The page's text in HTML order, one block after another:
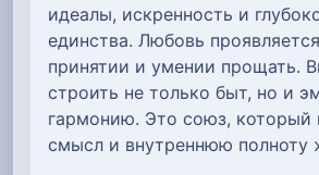
идеалы, искренность и
единства. Любовь
принятии и умении прощать.
строить не только быт, но и
гармонию. Это союз, который
смысл и внутреннюю полноту